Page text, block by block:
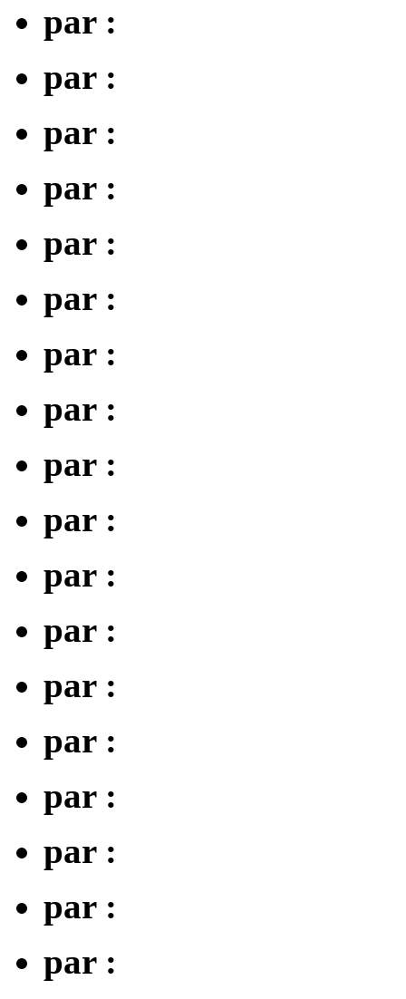
par :
par :
par :
par :
par :
par :
par :
par :
par :
par :
par :
par :
par :
par :
par :
par :
par :
par :